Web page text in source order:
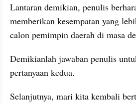
Lantaran demikian, penulis
memberikan kesempatan yang
calon pemimpin daerah di masa
Demikianlah jawaban penulis
pertanyaan kedua.
Selanjutnya, mari kita kembali